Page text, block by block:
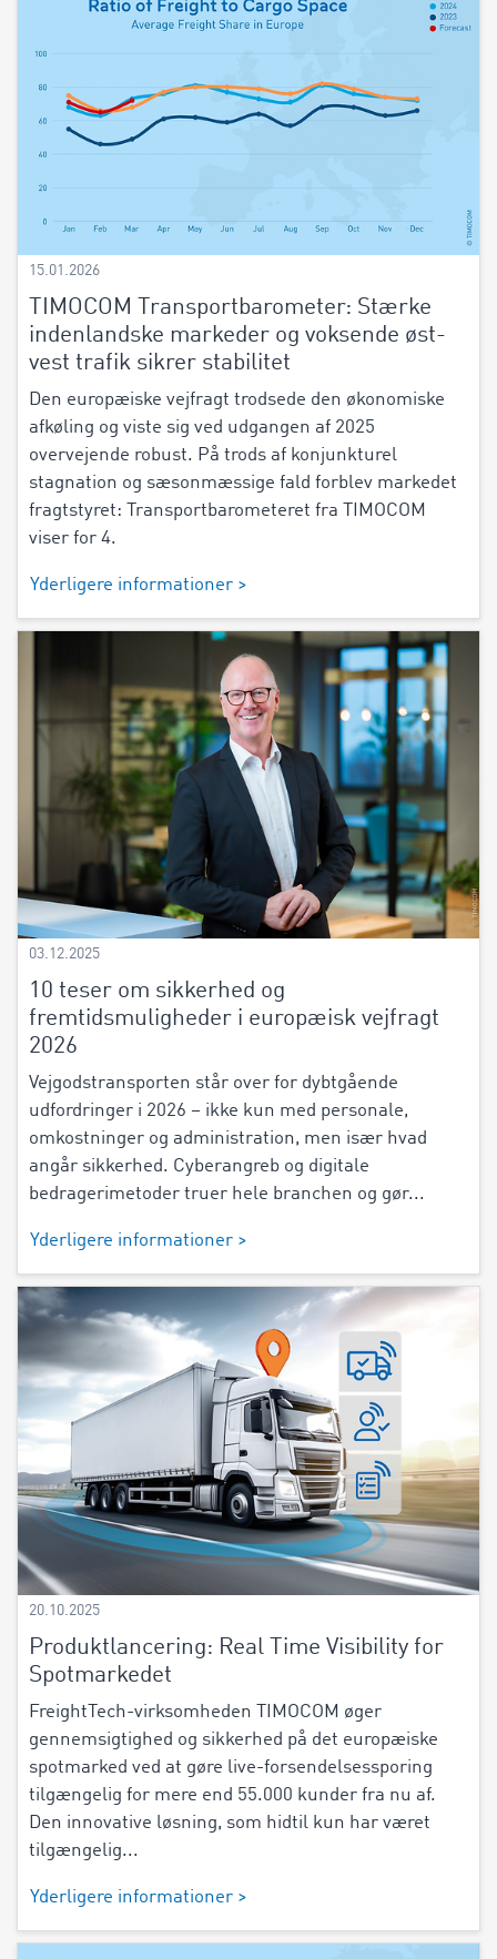
15.01.2026
TIMOCOM Transportbarometer: Stærke
indenlandske markeder og voksende øst-
vest trafik sikrer stabilitet
Den europæiske vejfragt trodsede den økonomiske
afkøling og viste sig ved udgangen af 2025
overvejende robust. På trods af konjunkturel
stagnation og sæsonmæssige fald forblev markedet
fragtstyret: Transportbarometeret fra TIMOCOM
viser for 4.
Yderligere informationer >
03.12.2025
10 teser om sikkerhed og
fremtidsmuligheder i europæisk vejfragt
2026
Vejgodstransporten står over for dybtgående
udfordringer i 2026 – ikke kun med personale,
omkostninger og administration, men især hvad
angår sikkerhed. Cyberangreb og digitale
bedragerimetoder truer hele branchen og gør...
Yderligere informationer >
20.10.2025
Produktlancering: Real Time Visibility for
Spotmarkedet
FreightTech-virksomheden TIMOCOM øger
gennemsigtighed og sikkerhed på det europæiske
spotmarked ved at gøre live-forsendelsessporing
tilgængelig for mere end 55.000 kunder fra nu af.
Den innovative løsning, som hidtil kun har været
tilgængelig...
Yderligere informationer >